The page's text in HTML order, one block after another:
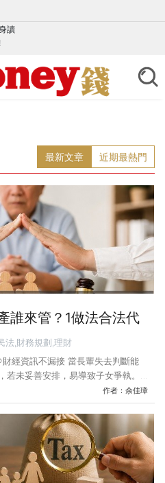
讀
最新文章 近期最熱門
誰來管？1做法合法代
法,財務規劃,理財
經資訊不漏接 當長輩失去判斷能
若未妥善安排，易導致子女爭執。長
財產與決策權的分配考驗。 案例說
告」 小帥的父親因年邁且罹患失智
法自理生活，也無法和他人溝通，甚
常起居皆仰賴小帥照顧。 因父親持
其帳戶存款支付相關費用，但父親已
小帥決定向法院聲請「監護宣告」。
護人，小帥妹妹則為會
作者： 余佳璋